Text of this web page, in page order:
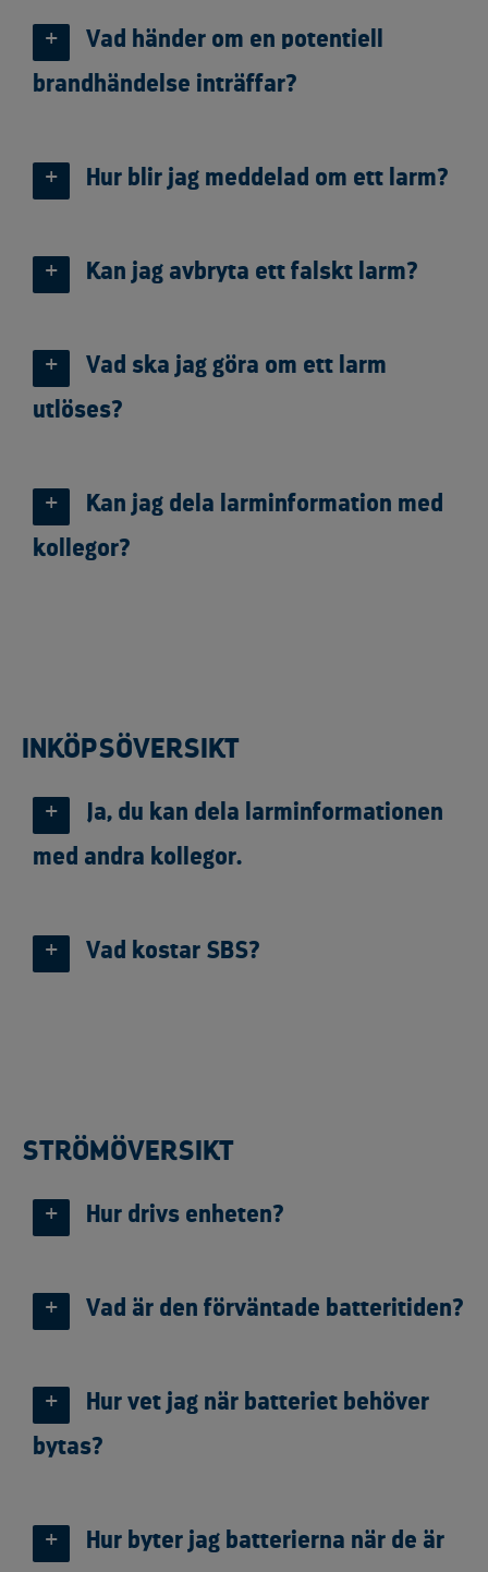
Vad händer om en potentiell
brandhändelse inträffar?
Hur blir jag meddelad om ett larm?
Kan jag avbryta ett falskt larm?
Vad ska jag göra om ett larm
utlöses?
Kan jag dela larminformation med
kollegor?
INKÖPSÖVERSIKT
Ja, du kan dela larminformationen
med andra kollegor.
Vad kostar SBS?
STRÖMÖVERSIKT
Hur drivs enheten?
Vad är den förväntade batteritiden?
Hur vet jag när batteriet behöver
bytas?
Hur byter jag batterierna när de är